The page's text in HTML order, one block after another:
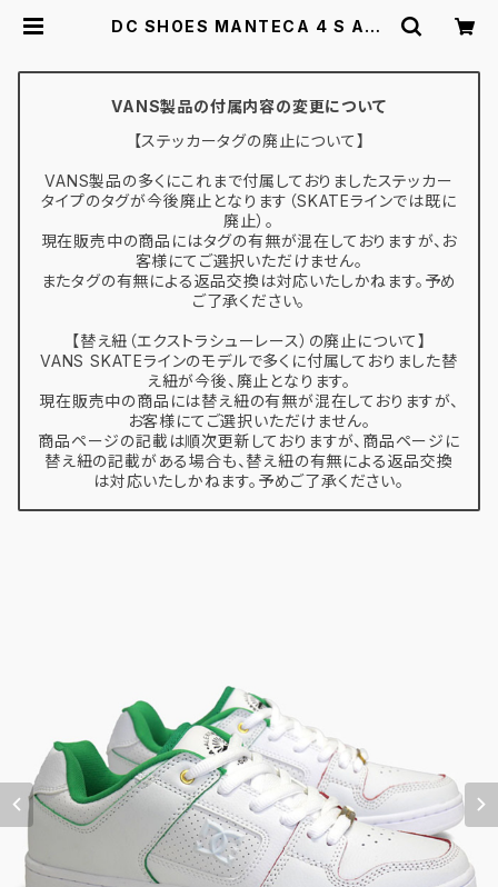
DC SHOES MANTECA 4 S ALE
レクシス・ラミレス スケートシューズ
| スケボー通販 BACKDOOR
VANS製品の付属内容の変更について
【ステッカータグの廃止について】
VANS製品の多くにこれまで付属しておりましたステッカー
タイプのタグが今後廃止となります（SKATEラインでは既に
廃止）。
現在販売中の商品にはタグの有無が混在しておりますが、お
客様にてご選択いただけません。
またタグの有無による返品交換は対応いたしかねます。予め
ご了承ください。
【替え紐（エクストラシューレース）の廃止について】
VANS SKATEラインのモデルで多くに付属しておりました替
え紐が今後、廃止となります。
現在販売中の商品には替え紐の有無が混在しておりますが、
お客様にてご選択いただけません。
商品ページの記載は順次更新しておりますが、商品ページに
替え紐の記載がある場合も、替え紐の有無による返品交換
は対応いたしかねます。予めご了承ください。